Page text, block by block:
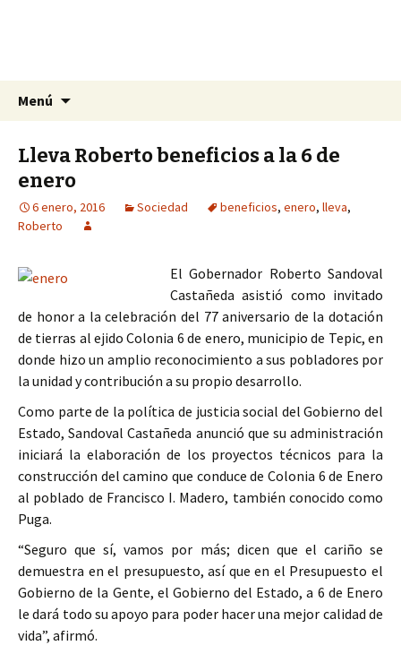
La Yunta de Tepic
La nueva opción en información
Menú
Lleva Roberto beneficios a la 6 de
enero
6 enero, 2016 Sociedad beneficios, enero, lleva,
Roberto
El Gobernador Roberto Sandoval
Castañeda asistió como invitado
de honor a la celebración del 77 aniversario de la dotación
de tierras al ejido Colonia 6 de enero, municipio de Tepic, en
donde hizo un amplio reconocimiento a sus pobladores por
la unidad y contribución a su propio desarrollo.
Como parte de la política de justicia social del Gobierno del
Estado, Sandoval Castañeda anunció que su administración
iniciará la elaboración de los proyectos técnicos para la
construcción del camino que conduce de Colonia 6 de Enero
al poblado de Francisco I. Madero, también conocido como
Puga.
“Seguro que sí, vamos por más; dicen que el cariño se
demuestra en el presupuesto, así que en el Presupuesto el
Gobierno de la Gente, el Gobierno del Estado, a 6 de Enero
le dará todo su apoyo para poder hacer una mejor calidad de
vida”, afirmó.